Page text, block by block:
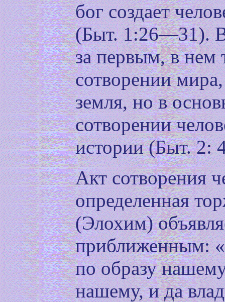
бог создает
(Быт. 1:26—31).
за первым, в нем
сотворении
земля, но в
сотворении
истории (Быт. 2:
Акт сотворения
определенная
(Элохим)
приближенным:
по образу
нашему, и да